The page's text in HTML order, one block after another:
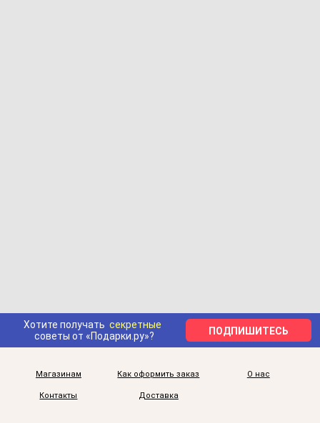
Хотите получать секретные
советы от «Подарки.ру»?
ПОДПИШИТЕСЬ
Магазинам Как оформить заказ О нас
Контакты Доставка